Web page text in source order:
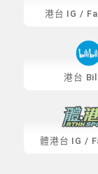
港台 IG /
港台
體港台 IG /